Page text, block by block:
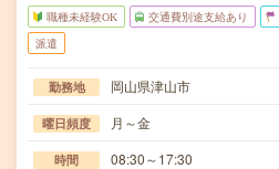
職種未経験OK 交通費別途支給あり
派遣
勤務地 岡山県津山市
曜日頻度 月～金
時間 08:30～17:30